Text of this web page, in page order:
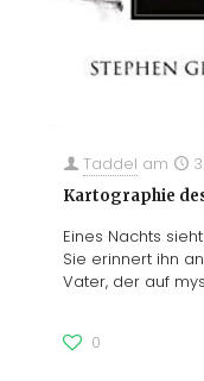
Taddel am
Kartographie
Eines Nachts
Sie erinnert ihn
Vater, der auf
0